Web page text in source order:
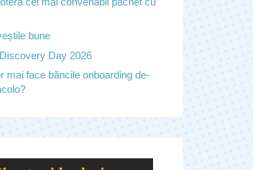
bune
Discovery Day 2026
mai face băncile onboarding de-